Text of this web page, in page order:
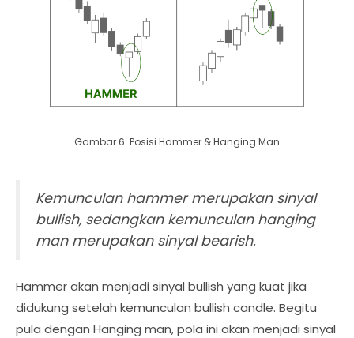
Gambar 6: Posisi Hammer & Hanging Man
Kemunculan hammer merupakan sinyal
bullish, sedangkan kemunculan hanging
man merupakan sinyal bearish.
Hammer akan menjadi sinyal bullish yang kuat jika
didukung setelah kemunculan bullish candle. Begitu
pula dengan Hanging man, pola ini akan menjadi sinyal